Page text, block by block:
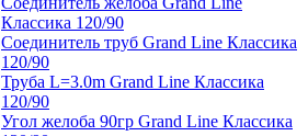
Классика 120/90
Соединитель труб Grand Line Классика
120/90
Труба L=3.0m Grand Line Классика
120/90
Угол желоба 90гр Grand Line Классика